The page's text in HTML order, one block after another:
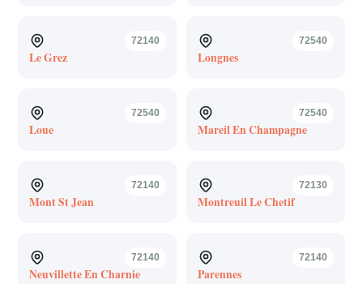
72140
Le Grez
72540
Longnes
72540
Loue
72540
Mareil En Champagne
72140
Mont St Jean
72130
Montreuil Le Chetif
72140
Neuvillette En Charnie
72140
Parennes